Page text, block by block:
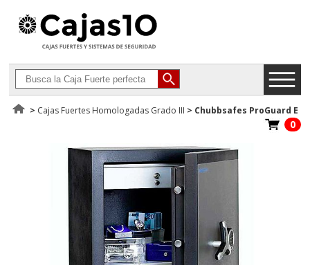
> Cajas Fuertes Homologadas Grado III > Chubbsafes ProGuard E
0